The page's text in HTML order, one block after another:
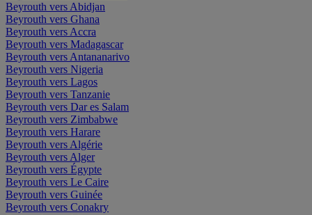
Beyrouth vers Abidjan
Beyrouth vers Ghana
Beyrouth vers Accra
Beyrouth vers Madagascar
Beyrouth vers Antananarivo
Beyrouth vers Nigeria
Beyrouth vers Lagos
Beyrouth vers Tanzanie
Beyrouth vers Dar es Salam
Beyrouth vers Zimbabwe
Beyrouth vers Harare
Beyrouth vers Algérie
Beyrouth vers Alger
Beyrouth vers Égypte
Beyrouth vers Le Caire
Beyrouth vers Guinée
Beyrouth vers Conakry